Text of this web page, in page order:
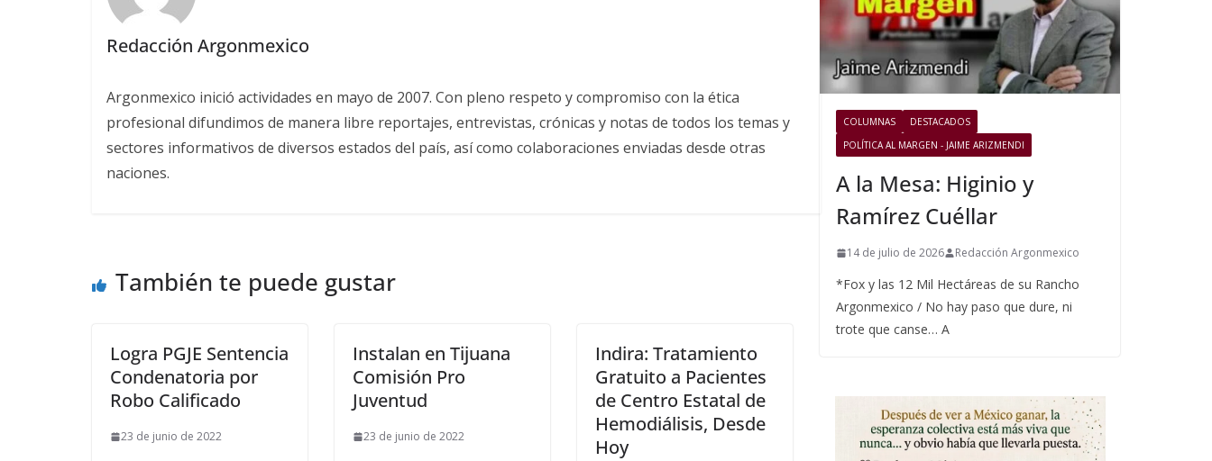
Redacción Argonmexico
Argonmexico inició actividades en mayo de 2007. Con pleno respeto y compromiso con la ética
profesional difundimos de manera libre reportajes, entrevistas, crónicas y notas de todos los temas y
sectores informativos de diversos estados del país, así como colaboraciones enviadas desde otras
naciones.
También te puede gustar
Logra PGJE Sentencia
Condenatoria por
Robo Calificado
23 de junio de 2022
Instalan en Tijuana
Comisión Pro
Juventud
23 de junio de 2022
Indira: Tratamiento
Gratuito a Pacientes
de Centro Estatal de
Hemodiálisis, Desde
Hoy
COLUMNAS
DESTACADOS
POLÍTICA AL MARGEN - JAIME ARIZMENDI
A la Mesa: Higinio y
Ramírez Cuéllar
14 de julio de 2026 Redacción Argonmexico
*Fox y las 12 Mil Hectáreas de su Rancho
Argonmexico / No hay paso que dure, ni
trote que canse… A